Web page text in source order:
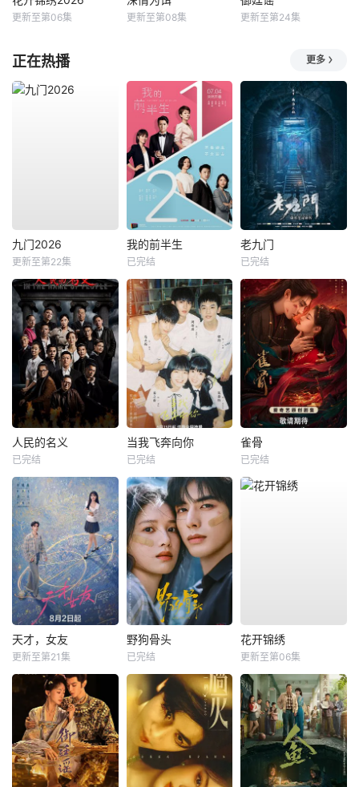
更新至第06集 更新至第08集 更新至第24集
正在热播 更多
九门2026
更新至第22集
我的前半生
已完结
老九门
已完结
人民的名义
已完结
当我飞奔向你
已完结
雀骨
已完结
天才，女友
更新至第21集
野狗骨头
已完结
花开锦绣
更新至第06集